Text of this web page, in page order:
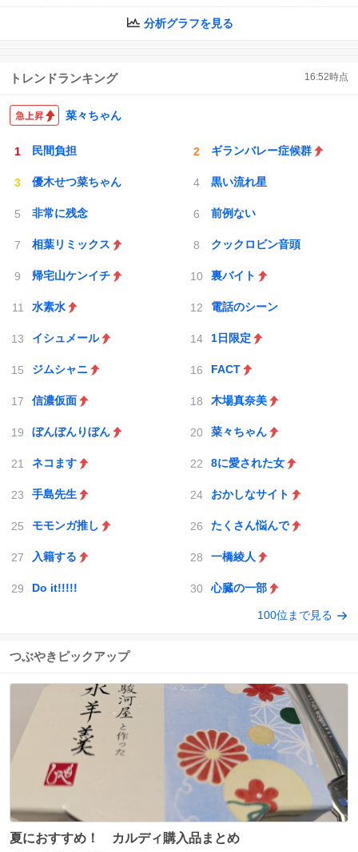
分析グラフを見る
トレンドランキング 16:52時点
菜々ちゃん
民間負担 ギランバレー症候群
優木せつ菜ちゃん 黒い流れ星
非常に残念 前例ない
相葉リミックス クックロビン音頭
帰宅山ケンイチ 裏バイト
水素水 電話のシーン
イシュメール 1日限定
ジムシャニ FACT
信濃仮面 木場真奈美
ぼんぼんりぼん 菜々ちゃん
ネコます 8に愛された女
手島先生 おかしなサイト
モモンガ推し たくさん悩んで
入籍する 一橋綾人
Do it!!!!! 心臓の一部
100位まで見る
つぶやきピックアップ
夏におすすめ！ カルディ購入品まとめ